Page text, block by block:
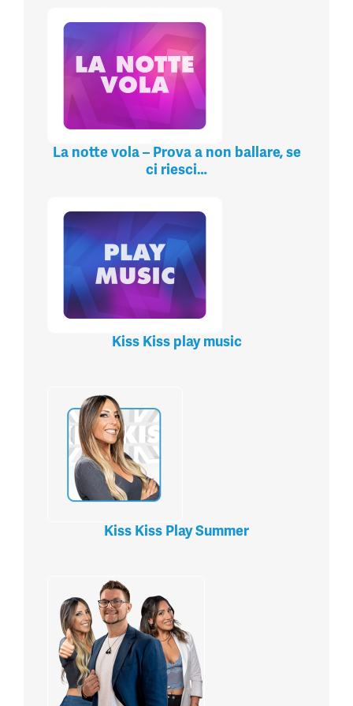
La notte vola – Prova a non ballare, se
ci riesci…
Kiss Kiss play music
Kiss Kiss Play Summer